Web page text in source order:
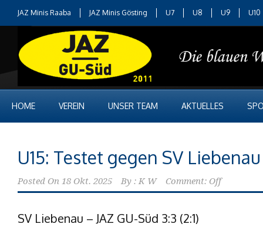
JAZ Minis Raaba JAZ Minis Gösting U7 U8 U9 U10
HOME VEREIN UNSER TEAM AKTUELLES
U15: Testet gegen SV Liebenau
Posted On 18 Okt. 2025 By : K W Comment: Off
SV Liebenau – JAZ GU-Süd 3:3 (2:1)